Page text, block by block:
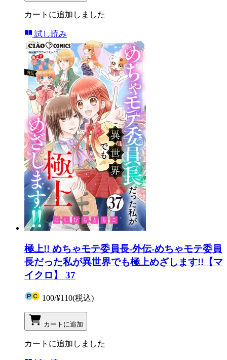
カートに追加しました
試し読み
極上!! めちゃモテ委員長-外伝-めちゃモテ委員
長だった私が異世界でも極上めざします!!【マ
イクロ】 37
100/¥110(税込)
カートに追加
カートに追加しました